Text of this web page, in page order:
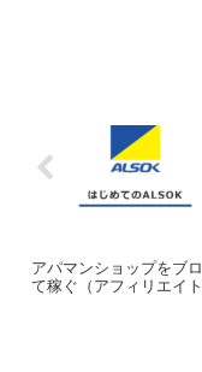
アパマンショップをブ
て稼ぐ（アフィリエイ